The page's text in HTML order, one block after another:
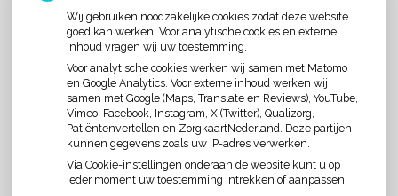
TANDARTSREGISTER
Wij gebruiken noodzakelijke cookies zodat deze website
goed kan werken. Voor analytische cookies en externe
inhoud vragen wij uw toestemming.
Voor analytische cookies werken wij samen met Matomo
en Google Analytics. Voor externe inhoud werken wij
samen met Google (Maps, Translate en Reviews), YouTube,
Vimeo, Facebook, Instagram, X (Twitter), Qualizorg,
Patiëntenvertellen en ZorgkaartNederland. Deze partijen
kunnen gegevens zoals uw IP-adres verwerken.
Via Cookie-instellingen onderaan de website kunt u op
ieder moment uw toestemming intrekken of aanpassen.